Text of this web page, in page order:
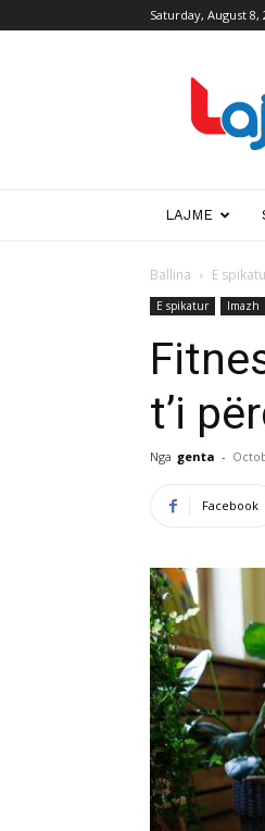
Saturday, August 8,
LAJME
Ballina E
E spikatur Imazh
t’i
Nga genta -
Facebook